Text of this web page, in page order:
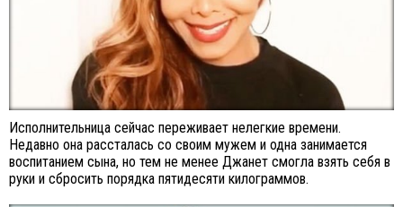
Исполнительница сейчас переживает нелегкие времени.
Недавно она рассталась со своим мужем и одна занимается
воспитанием сына, но тем не менее Джанет смогла взять себя в
руки и сбросить порядка пятидесяти килограммов.